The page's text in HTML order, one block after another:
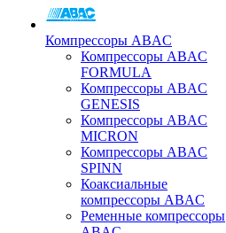
Компрессоры ABAC
Компрессоры ABAC
FORMULA
Компрессоры ABAC
GENESIS
Компрессоры ABAC
MICRON
Компрессоры ABAC
SPINN
Коаксиальные
компрессоры ABAC
Ременные компрессоры